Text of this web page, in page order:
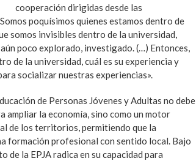
cooperación dirigidas desde las
poquísimos quienes estamos dentro de
somos invisibles dentro de la universidad,
poco explorado, investigado. (…) Entonces,
de la universidad, cuál es su experiencia y
socializar nuestras experiencias».
de Personas Jóvenes y Adultas no debe
ampliar la economía, sino como un motor
de los territorios, permitiendo que la
formación profesional con sentido local. Bajo
de la EPJA radica en su capacidad para